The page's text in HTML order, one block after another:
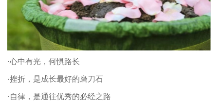
·心中有光，何惧路长
·挫折，是成长最好的磨刀石
·自律，是通往优秀的必经之路